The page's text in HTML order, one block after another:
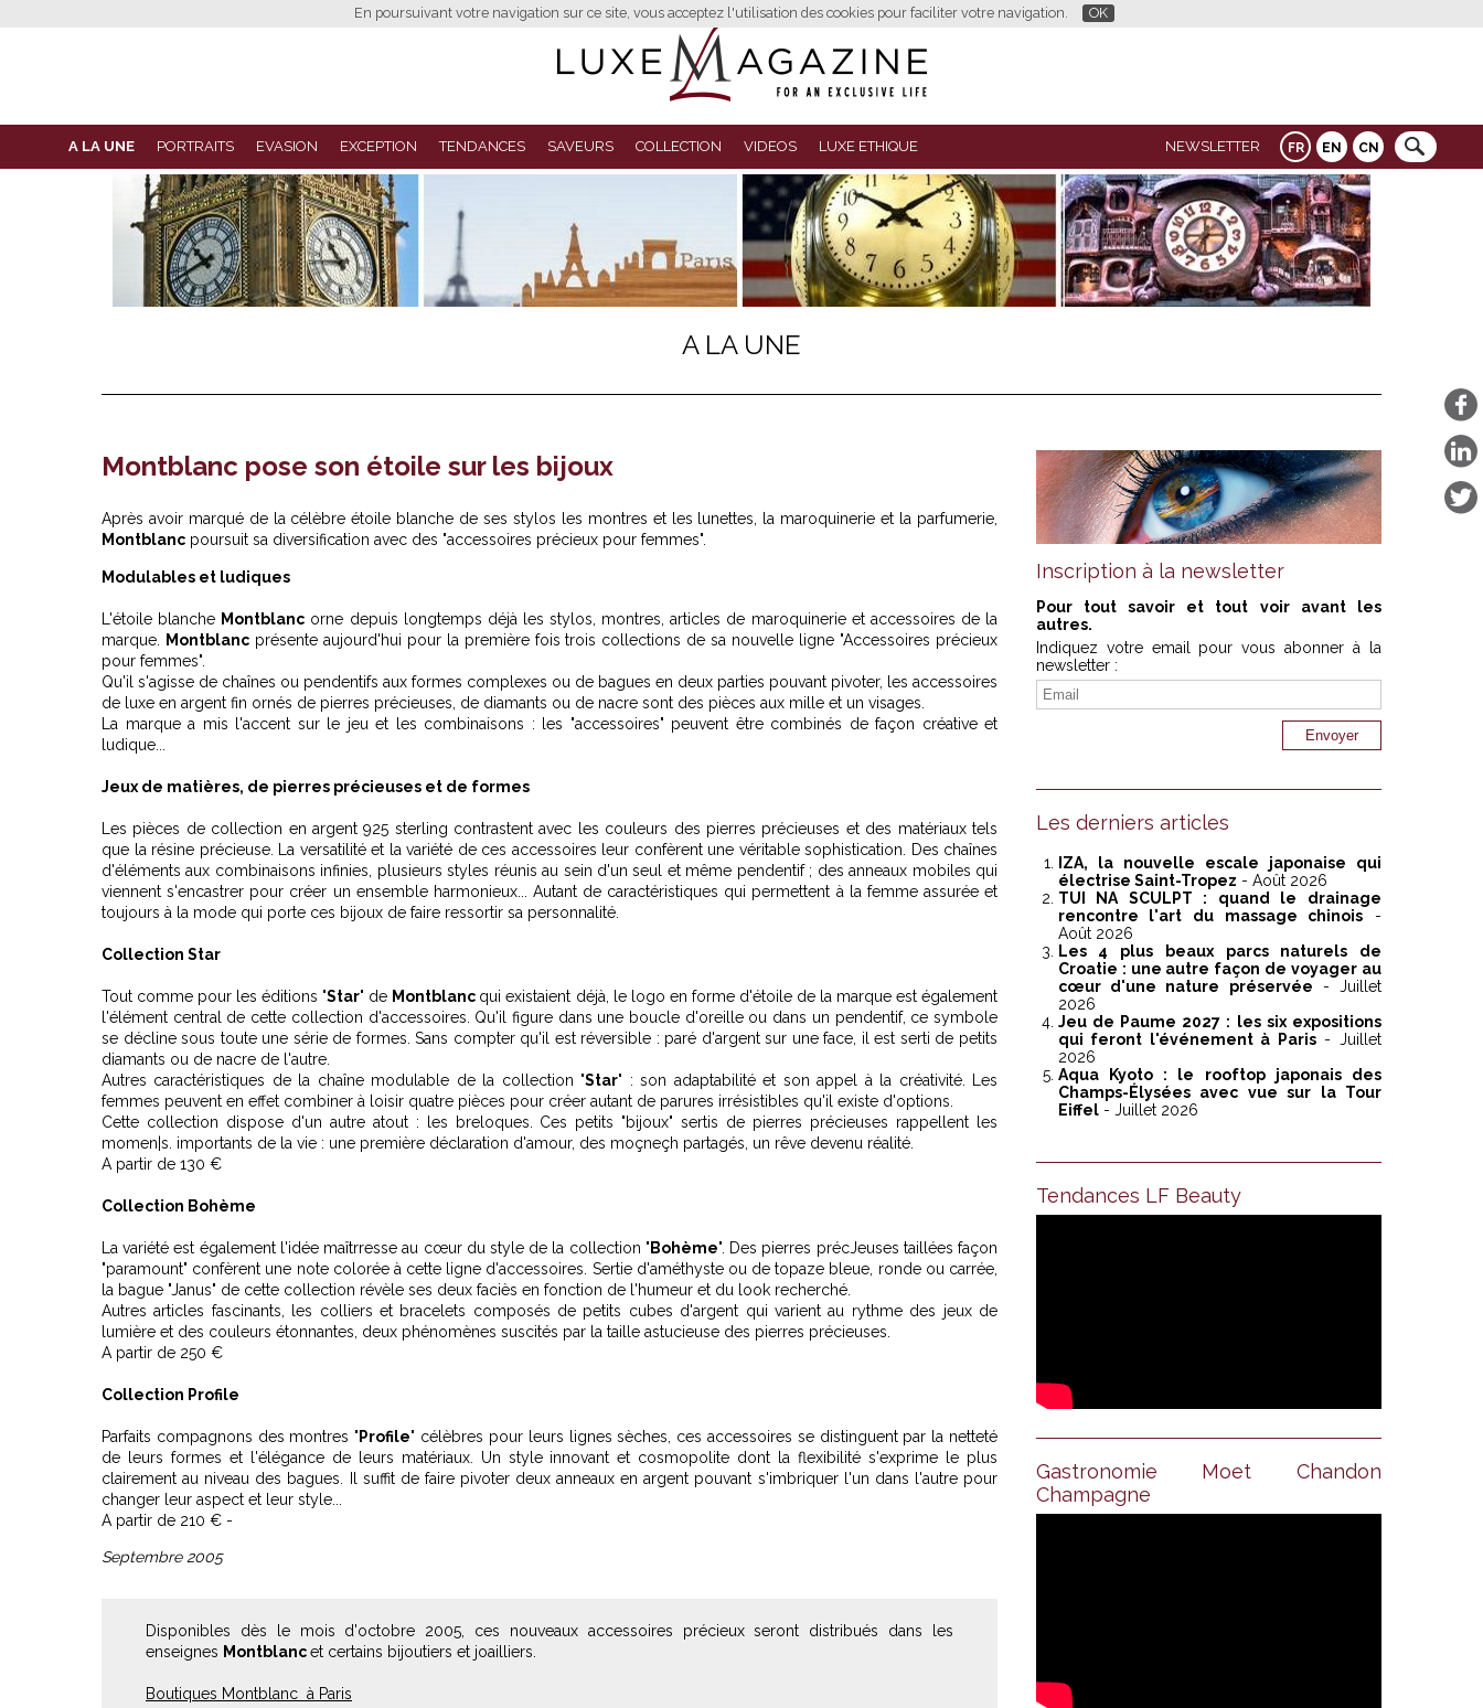
En poursuivant votre navigation sur ce site, vous acceptez l'utilisation des cookies pour faciliter votre navigation. OK
FR EN CN
A LA UNE PORTRAITS EVASION EXCEPTION TENDANCES SAVEURS COLLECTION VIDEOS LUXE ETHIQUE NEWSLETTER
A LA UNE
Montblanc pose son étoile sur les bijoux
Après avoir marqué de la célèbre étoile blanche de ses stylos les montres et les lunettes, la maroquinerie et la parfumerie,
Montblanc poursuit sa diversification avec des "accessoires précieux pour femmes".
Modulables et ludiques
L'étoile blanche Montblanc orne depuis longtemps déjà les stylos, montres, articles de maroquinerie et accessoires de la
marque.
Montblancprésente aujourd'hui pour la première fois trois collections de sa nouvelle ligne "Accessoires précieux
pour femmes".
Qu'il s'agisse de chaînes ou pendentifs aux formes complexes ou de bagues en deux parties pouvant pivoter, les accessoires
de luxe en argent fin ornés de pierres précieuses, de diamants ou de nacre sont des pièces aux mille et un visages.
La marque a mis l'accent sur le jeu et les combinaisons : les "accessoires" peuvent être combinés de façon créative et
ludique...
Jeux de matières, de pierres précieuses et de formes
Les pièces de collection en argent 925 sterling contrastent avec les couleurs des pierres précieuses et des matériaux tels
que la résine précieuse. La versatilité et la variété de ces accessoires leur confèrent une véritable sophistication. Des chaînes
d'éléments aux combinaisons infinies, plusieurs styles réunis au sein d'un seul et même pendentif ; des anneaux mobiles qui
viennent s'encastrer pour créer un ensemble harmonieux... Autant de caractéristiques qui permettent à la femme assurée et
toujours à la mode qui porte ces bijoux de faire ressortir sa personnalité.
Collection Star
Tout comme pour les éditions "Star" de Montblanc qui existaient déjà, le logo en forme d'étoile de la marque est également
l'élément central de cette collection d'accessoires. Qu'il figure dans une boucle d'oreille ou dans un pendentif, ce symbole
se décline sous toute une série de formes. Sans compter qu'il est réversible : paré d'argent sur une face, il est serti de petits
diamants ou de nacre de l'autre.
Autres caractéristiques de la chaîne modulable de la collection "Star" : son adaptabilité et son appel à la créativité. Les
femmes peuvent en effet combiner à loisir quatre pièces pour créer autant de parures irrésistibles qu'il existe d'options.
Cette collection dispose d'un autre atout : les breloques. Ces petits "bijoux" sertis de pierres précieuses rappellent les
momen|s. importants de la vie : une première déclaration d'amour, des moçneçh partagés, un rêve devenu réalité.
A partir de 130 €
Collection Bohème
La variété est également l'idée maîtrresse au cœur du style de la collection " Bohème". Des pierres précJeuses taillées façon
"paramount" confèrent une note colorée à cette ligne d'accessoires. Sertie d'améthyste ou de topaze bleue, ronde ou carrée,
la bague "Janus" de cette collection révèle ses deux faciès en fonction de l'humeur et du look recherché.
Autres articles fascinants, les colliers et bracelets composés de petits cubes d'argent qui varient au rythme des jeux de
lumière et des couleurs étonnantes, deux phénomènes suscités par la taille astucieuse des pierres précieuses.
A partir de 250 €
Collection Profile
Parfaits compagnons des montres " Profile" célèbres pour leurs lignes sèches, ces accessoires se distinguent par la netteté
de leurs formes et l'élégance de leurs matériaux. Un style innovant et cosmopolite dont la flexibilité s'exprime le plus
clairement au niveau des bagues. Il suffit de faire pivoter deux anneaux en argent pouvant s'imbriquer l'un dans l'autre pour
changer leur aspect et leur style...
A partir de 210 € -
Septembre 2005
Disponibles dès le mois d'octobre 2005, ces nouveaux accessoires précieux seront distribués dans les
enseignes Montblancet certains bijoutiers et joailliers.
Boutiques Montblanc à Paris
Inscription à la newsletter
Pour tout savoir et tout voir avant les
autres.
Indiquez votre email pour vous abonner à la
newsletter :
Les derniers articles
IZA, la nouvelle escale japonaise qui
électrise Saint-Tropez - Août 2026
TUI NA SCULPT : quand le drainage
rencontre l'art du massage chinois -
Août 2026
Les 4 plus beaux parcs naturels de
Croatie : une autre façon de voyager au
cœur d'une nature préservée - Juillet
2026
Jeu de Paume 2027 : les six expositions
qui feront l'événement à Paris- Juillet
2026
Aqua Kyoto : le rooftop japonais des
Champs-Élysées avec vue sur la Tour
Eiffel- Juillet 2026
Tendances LF Beauty
Gastronomie Moet Chandon
Champagne